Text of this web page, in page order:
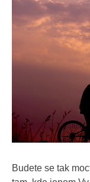
Budete se tak